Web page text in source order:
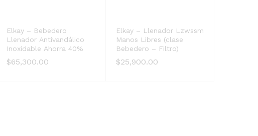
Elkay – Bebedero
Llenador Antivandálico
Inoxidable Ahorra 40%
$65,300.00
$65,300.00
Elkay – Llenador Lzwssm
Manos Libres (clase
Bebedero – Filtro)
$25,900.00
$25,900.00